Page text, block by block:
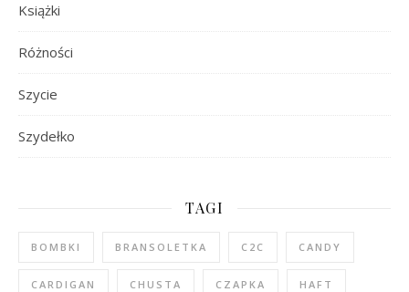
Książki
Różności
Szycie
Szydełko
TAGI
BOMBKI BRANSOLETKA C2C CANDY
CARDIGAN CHUSTA CZAPKA HAFT